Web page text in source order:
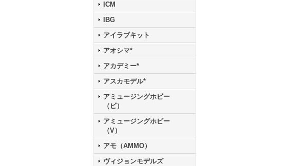
ICM
IBG
アイラブキット
アオシマ*
アカデミー*
アスカモデル*
アミュージングホビー
（ビ）
アミュージングホビー
（V）
アモ（AMMO）
ヴィジョンモデルズ